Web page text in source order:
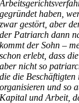
gegründet haben,
zwar gestört, aber
der Patriarch dann
kommt der Sohn –
schon erlebt, dass
aber nicht so
die die Beschäftigten
organisieren und so
Kapital und Arbeit,